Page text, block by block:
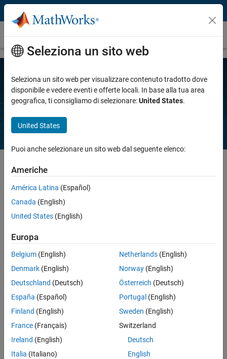
Vai al contenuto
Soluzioni
Scopri l'ampia gamma di funzionalità dei
nostri prodotti e trova la soluzione più adatta
alla tua applicazione o al tuo settore.
Applicazioni
Intelligenza artificiale (IA)
autonoma
Sistemi di batterie
Progettazione di pacchi batteria e sviluppo di sistemi di
gestione delle batterie
Biologia computazionale
Analizza, visualizza e modella dati e sistemi biologici
Seleziona un sito web
Seleziona un sito web per visualizzare contenuto tradotto dove
disponibile e vedere eventi e offerte locali. In base alla tua area
geografica, ti consigliamo di selezionare:United States.
United States
Puoi anche selezionare un sito web dal seguente elenco:
Americhe
América Latina (Español)
Canada (English)
United States (English)
Europa
Belgium (English)
Denmark (English)
Deutschland (Deutsch)
España (Español)
Finland (English)
France (Français)
Ireland (English)
Italia (Italiano)
Netherlands(English)
Norway(English)
Österreich (Deutsch)
Portugal (English)
Sweden (English)
Switzerland
Deutsch
English